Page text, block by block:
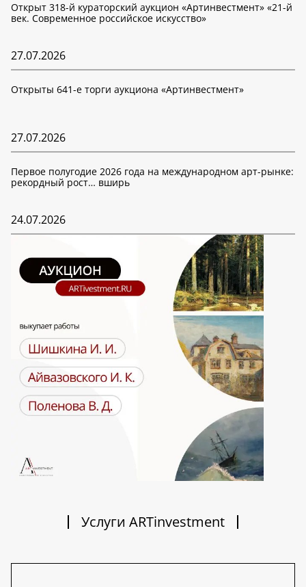
Открыт 318-й кураторский аукцион «Артинвестмент» «21-й
век. Современное российское искусство»
27.07.2026
Открыты 641-е торги аукциона «Артинвестмент»
27.07.2026
Первое полугодие 2026 года на международном арт-рынке:
рекордный рост… вширь
24.07.2026
Услуги ARTinvestment